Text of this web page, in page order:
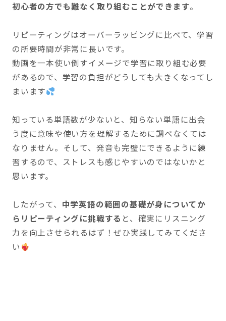
初心者の方でも難なく取り組むことができます。
リピーティングはオーバーラッピングに比べて、学習
の所要時間が非常に長いです。
動画を一本使い倒すイメージで学習に取り組む必要
があるので、学習の負担がどうしても大きくなってし
まいます
知っている単語数が少ないと、知らない単語に出会
う度に意味や使い方を理解するために調べなくては
なりません。そして、発音も完璧にできるように練
習するので、ストレスも感じやすいのではないかと
思います。
したがって、 中学英語の範囲の基礎が身についてか
らリピーティングに挑戦する と、確実にリスニング
力を向上させられるはず！ぜひ実践してみてくださ
い